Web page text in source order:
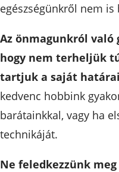
egészségünkről nem is
Az önmagunkról való
hogy nem terheljük
tartjuk a saját
kedvenc hobbink
barátainkkal, vagy ha
technikáját.
Ne feledkezzünk